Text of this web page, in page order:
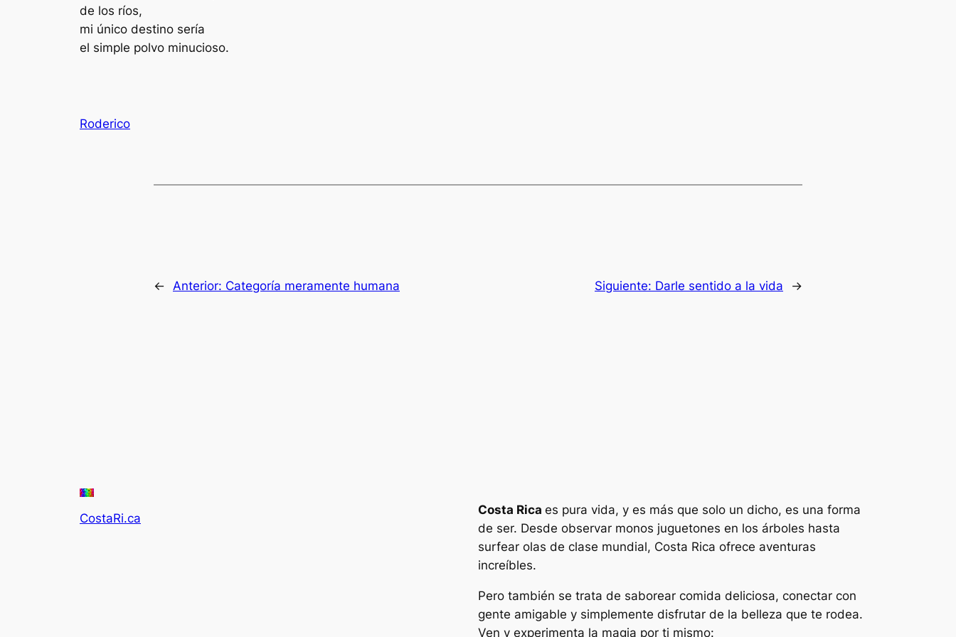
de los ríos,
mi único destino sería
el simple polvo minucioso.
Roderico
← Anterior: Categoría meramente humana Siguiente: Darle sentido a la vida →
CostaRi.ca
Costa Rica es pura vida, y es más que solo un dicho, es una forma
de ser. Desde observar monos juguetones en los árboles hasta
surfear olas de clase mundial, Costa Rica ofrece aventuras
increíbles.
Pero también se trata de saborear comida deliciosa, conectar con
gente amigable y simplemente disfrutar de la belleza que te rodea.
Ven y experimenta la magia por ti mismo: